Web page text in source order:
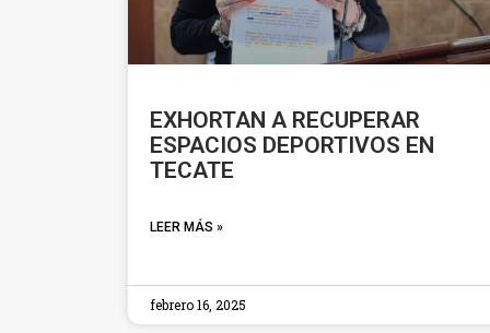
EXHORTAN A RECUPERAR
ESPACIOS DEPORTIVOS EN
TECATE
LEER MÁS »
febrero 16, 2025